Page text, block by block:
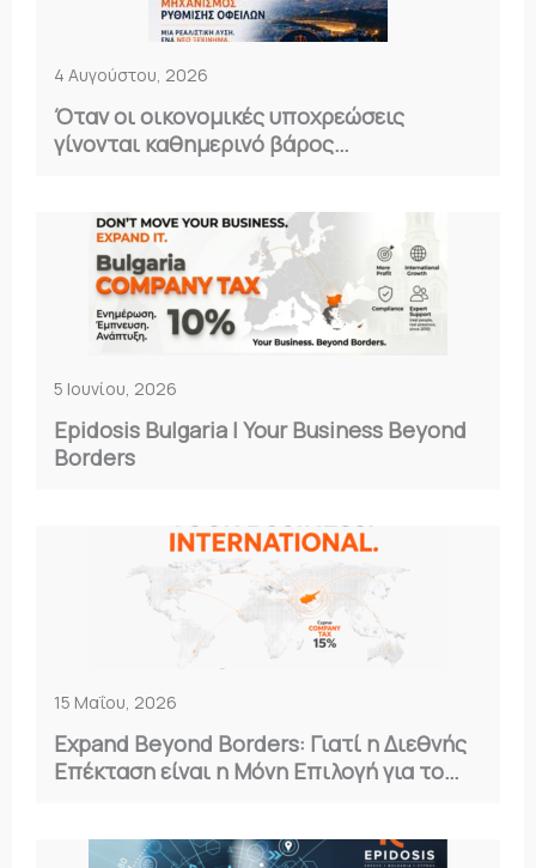
4 Αυγούστου, 2026
Όταν οι οικονομικές υποχρεώσεις
γίνονται καθημερινό βάρος…
5 Ιουνίου, 2026
Epidosis Bulgaria | Your Business Beyond
Borders
15 Μαΐου, 2026
Expand Beyond Borders: Γιατί η Διεθνής
Επέκταση είναι η Μόνη Επιλογή για το